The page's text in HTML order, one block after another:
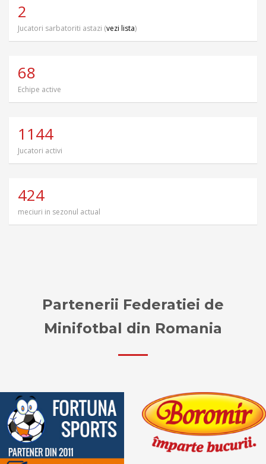
2
Jucatori sarbatoriti astazi (vezi lista)
68
Echipe active
1144
Jucatori activi
424
meciuri in sezonul actual
Partenerii Federatiei de
Minifotbal din Romania